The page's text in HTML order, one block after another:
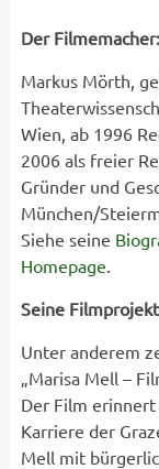
Der Filmemacher:
Markus Mörth,
Wien, ab 1996
2006 als freier
Gründer und
München/
Siehe seine
Homepage.
Seine
Unter anderem
„Marisa Mell –
Der Film
Karriere der
Mell mit